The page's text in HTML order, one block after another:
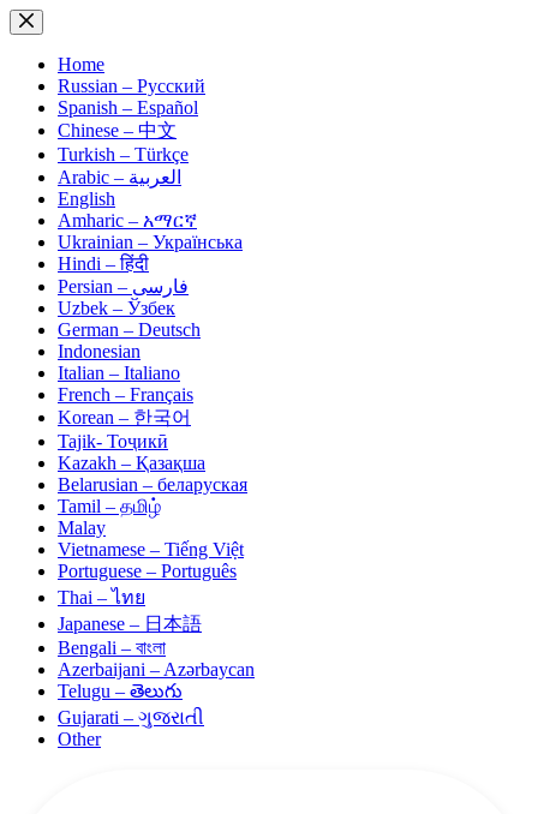
Skip
to
contentHome
Russian – Русский
Spanish – Español
Chinese – 中文
Turkish – Türkçe
Arabic – العربية
English
Amharic – አማርኛ
Ukrainian – Українська
Hindi – हिंदी
Persian – فارسی
Uzbek – Ўзбек
German – Deutsch
Indonesian
Italian – Italiano
French – Français
Korean – 한국어
Tajik- Тоҷикӣ
Kazakh – Қазақша
Belarusian – беларуская
Tamil – தமிழ்
Malay
Vietnamese – Tiếng Việt
Portuguese – Português
Thai – ไทย
Japanese – 日本語
Bengali – বাংলা
Azerbaijani – Azərbaycan
Telugu – తెలుగు
Gujarati – ગુજરાતી
Other